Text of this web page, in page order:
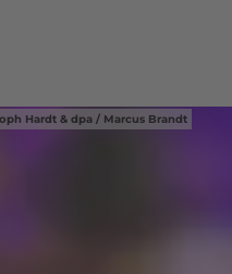
Hardt & dpa / Marcus Brandt